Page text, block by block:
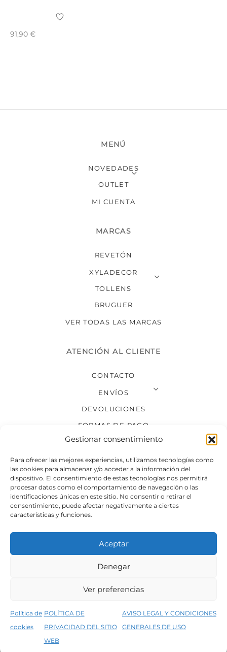
Gestionar consentimiento
Para ofrecer las mejores experiencias, utilizamos tecnologías como
las cookies para almacenar y/o acceder a la información del
dispositivo. El consentimiento de estas tecnologías nos permitirá
procesar datos como el comportamiento de navegación o las
identificaciones únicas en este sitio. No consentir o retirar el
consentimiento, puede afectar negativamente a ciertas
características y funciones.
Aceptar
Denegar
Ver preferencias
Política de
cookies
POLÍTICA DE
PRIVACIDAD DEL SITIO
WEB
AVISO LEGAL Y CONDICIONES
GENERALES DE USO
5% de descuento en tu primera compra, utiliza el código PRIMERACOMPRA
91,90 €
MENÚ
NOVEDADES
OUTLET
MI CUENTA
MARCAS
REVETÓN
XYLADECOR
TOLLENS
BRUGUER
VER TODAS LAS MARCAS
ATENCIÓN AL CLIENTE
CONTACTO
ENVÍOS
DEVOLUCIONES
FORMAS DE PAGO
SÍGUENOS
Condiciones generales de venta
Política de privacidad del sitio web
©2026 Decopintur- todos los derechos